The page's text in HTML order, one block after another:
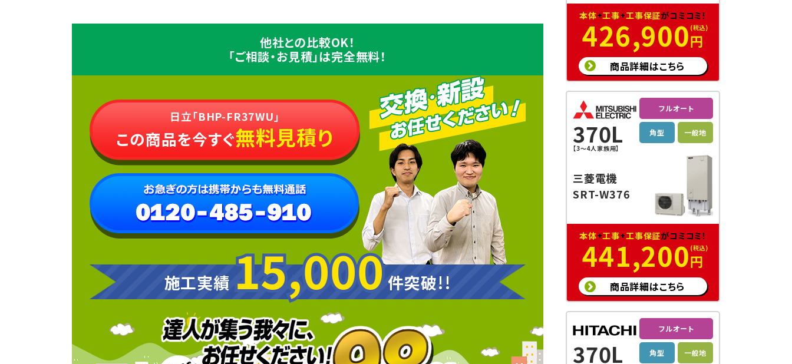
他社との比較OK！
「ご相談・お見積」は完全無料！
日立「BHP-FR37WU」
この商品を今すぐ無料見積り
施工実績15,000
15,000件突破!!
本体+工事+工事保証がコミコミ！
426,900円
商品詳細はこちら
370L
【3～4人家族用】
フルオート
角型 一般地
三菱電機
SRT-W376
本体+工事+工事保証がコミコミ！
441,200円
商品詳細はこちら
370L
フルオート
角型 一般地